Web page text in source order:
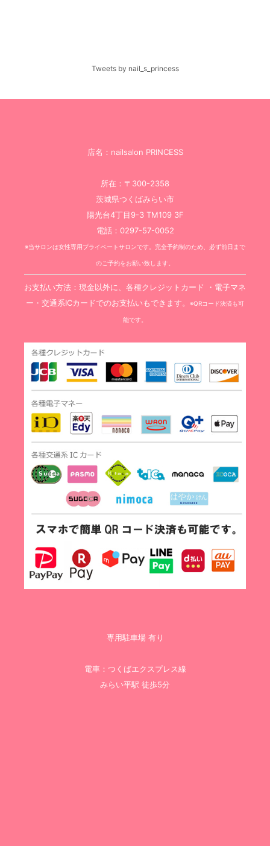
Tweets by nail_s_princess
店名：nailsalon PRINCESS
所在：〒300-2358
茨城県つくばみらい市
陽光台4丁目9-3 TM109 3F
電話：0297-57-0052
※当サロンは女性専用プライベートサロンです。完全予約制のため、必ず前日まで
のご予約をお願い致します。
お支払い方法：現金以外に、各種クレジットカード ・電子マネ
ー・交通系ICカードでのお支払いもできます。
※QRコード決済も可
能です。
専用駐車場 有り
電車：つくばエクスプレス線
みらい平駅 徒歩5分